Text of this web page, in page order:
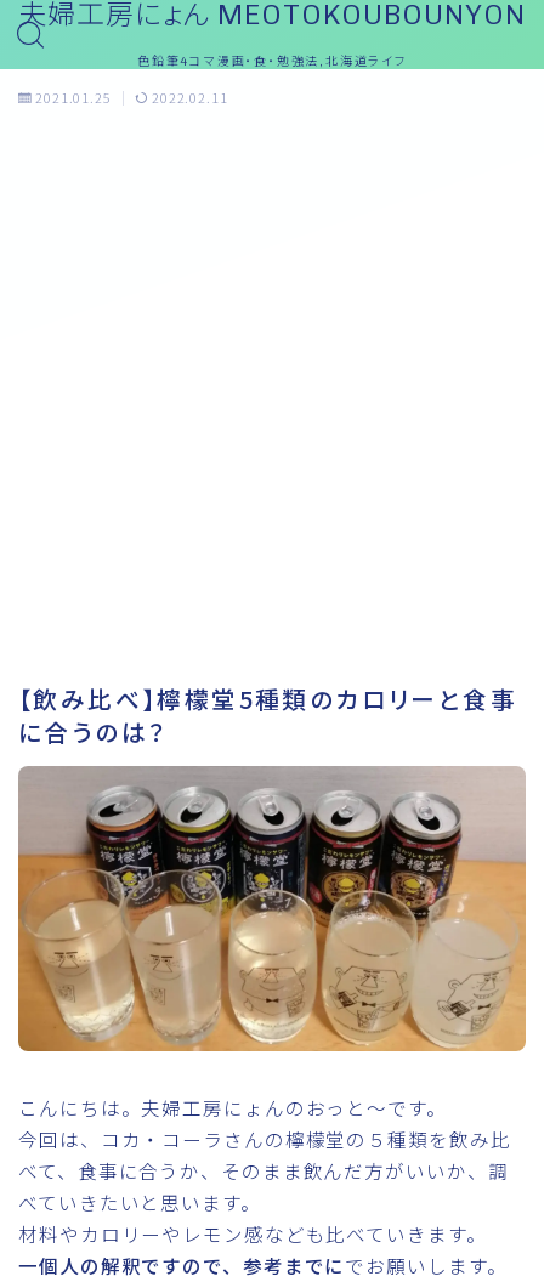
夫婦工房にょん MEOTOKOUBOUNYON
色鉛筆4コマ漫画・食・勉強法,北海道ライフ
2021.01.25 2022.02.11
【飲み比べ】檸檬堂5種類のカロリーと食事
に合うのは？
こんにちは。夫婦工房にょんのおっと～です。
今回は、コカ・コーラさんの檸檬堂の５種類を飲み比
べて、食事に合うか、そのまま飲んだ方がいいか、調
べていきたいと思います。
材料やカロリーやレモン感なども比べていきます。
一個人の解釈ですので、参考までにでお願いします。